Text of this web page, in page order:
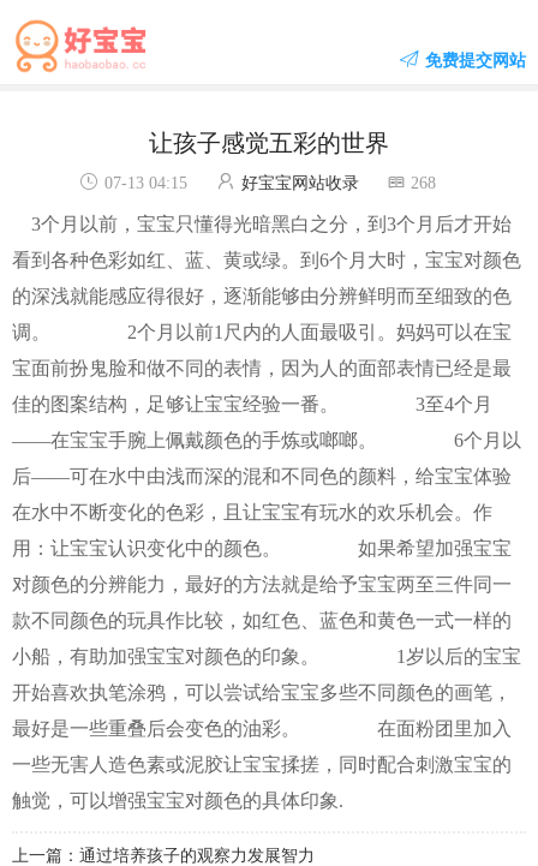
免费提交网站
让孩子感觉五彩的世界
07-13 04:15 好宝宝网站收录 268
3个月以前，宝宝只懂得光暗黑白之分，到3个月后才开始
看到各种色彩如红、蓝、黄或绿。到6个月大时，宝宝对颜色
的深浅就能感应得很好，逐渐能够由分辨鲜明而至细致的色
调。 2个月以前1尺内的人面最吸引。妈妈可以在宝
宝面前扮鬼脸和做不同的表情，因为人的面部表情已经是最
佳的图案结构，足够让宝宝经验一番。 3至4个月
——在宝宝手腕上佩戴颜色的手炼或啷啷。 6个月以
后——可在水中由浅而深的混和不同色的颜料，给宝宝体验
在水中不断变化的色彩，且让宝宝有玩水的欢乐机会。作
用：让宝宝认识变化中的颜色。 如果希望加强宝宝
对颜色的分辨能力，最好的方法就是给予宝宝两至三件同一
款不同颜色的玩具作比较，如红色、蓝色和黄色一式一样的
小船，有助加强宝宝对颜色的印象。 1岁以后的宝宝
开始喜欢执笔涂鸦，可以尝试给宝宝多些不同颜色的画笔，
最好是一些重叠后会变色的油彩。 在面粉团里加入
一些无害人造色素或泥胶让宝宝揉搓，同时配合刺激宝宝的
触觉，可以增强宝宝对颜色的具体印象.
上一篇：通过培养孩子的观察力发展智力